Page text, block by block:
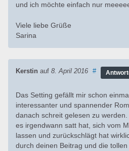
und ich möchte einfach nur
Viele liebe Grüße
Sarina
Kerstin auf 8. April 2016 #
Das Setting gefällt mir schon
interessanter und spannender
danach schreit gelesen zu
es irgendwann satt hat, sich vom
lassen und zurückschlägt hat
durch deinen Beitrag und die